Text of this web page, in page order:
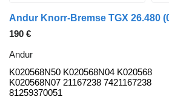
190 €
Andur
K020568N50 K020568N04 K020568
K020568N07 21167238 7421167238
81259370051